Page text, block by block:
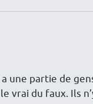
une partie de
du faux. Ils